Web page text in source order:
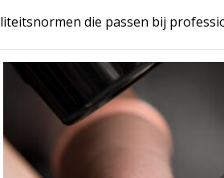
die passen bij